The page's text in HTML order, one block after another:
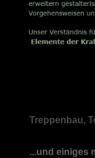
Treppenbau,
...und einiges